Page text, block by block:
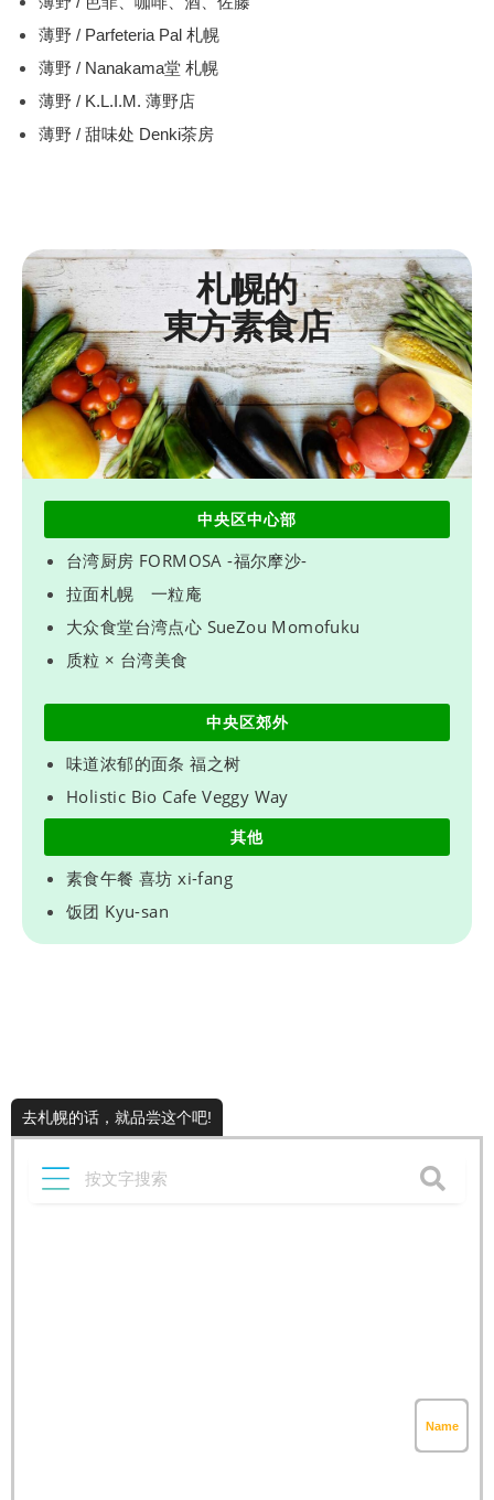
薄野 / Parfeteria Pal 札幌
薄野 / Nanakama堂 札幌
薄野 / K.L.I.M. 薄野店
薄野 / 甜味处 Denki茶房
札幌的
東方素食店
中央区中心部
台湾厨房 FORMOSA -福尔摩沙-
拉面札幌 一粒庵
大众食堂台湾点心 SueZou Momofuku
质粒 × 台湾美食
中央区郊外
味道浓郁的面条 福之树
Holistic Bio Cafe Veggy Way
其他
素食午餐 喜坊 xi-fang
饭团 Kyu-san
去札幌的话，就品尝这个吧!